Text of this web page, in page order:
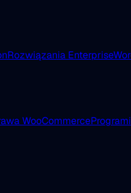
Rozwiązania Enterprise
WooCommerce